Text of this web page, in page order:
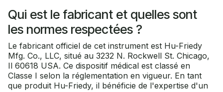
Qui est le fabricant et quelles sont
les normes respectées ?
Le fabricant officiel de cet instrument est Hu-Friedy
Mfg. Co., LLC, situé au 3232 N. Rockwell St. Chicago,
Il 60618 USA. Ce dispositif médical est classé en
Classe I selon la réglementation en vigueur. En tant
que produit Hu-Friedy, il bénéficie de l'expertise d'un